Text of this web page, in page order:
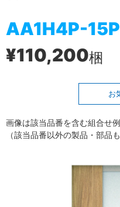
AA1H4P-
¥110,200梱
お
画像は該当品番を含む組合せ例
（該当品番以外の製品・部品